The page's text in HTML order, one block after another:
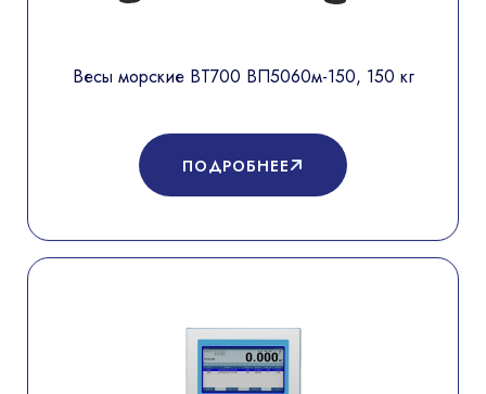
Весы морские ВТ700 ВП5060м-150, 150 кг
ПОДРОБНЕЕ